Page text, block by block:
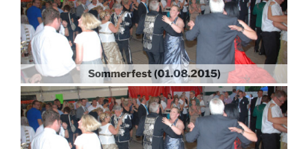
Sommerfest (01.08.2015)